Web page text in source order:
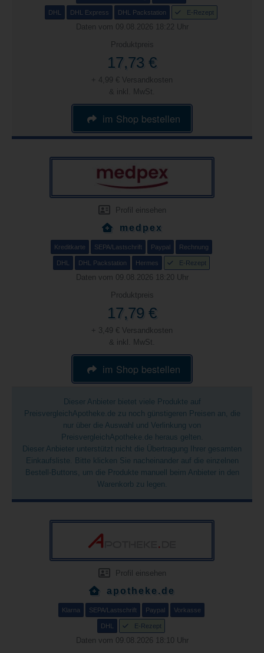
DHL DHL Express DHL Packstation E-Rezept
Daten vom 09.08.2026 18:22 Uhr
Produktpreis
17,73 €
+ 4,99 € Versandkosten
& inkl. MwSt.
im Shop bestellen
Profil einsehen
medpex
Kreditkarte SEPA/Lastschrift Paypal Rechnung
DHL DHL Packstation Hermes E-Rezept
Daten vom 09.08.2026 18:20 Uhr
Produktpreis
17,79 €
+ 3,49 € Versandkosten
& inkl. MwSt.
im Shop bestellen
Dieser Anbieter bietet viele Produkte auf
PreisvergleichApotheke.de zu noch günstigeren Preisen an, die
nur über die Auswahl und Verlinkung von
PreisvergleichApotheke.de heraus gelten.
Dieser Anbieter unterstützt nicht die Übertragung Ihrer gesamten
Einkaufsliste. Bitte klicken Sie nacheinander auf die einzelnen
Bestell-Buttons, um die Produkte manuell beim Anbieter in den
Warenkorb zu legen.
Profil einsehen
apotheke.de
Klarna SEPA/Lastschrift Paypal Vorkasse
DHL E-Rezept
Daten vom 09.08.2026 18:10 Uhr